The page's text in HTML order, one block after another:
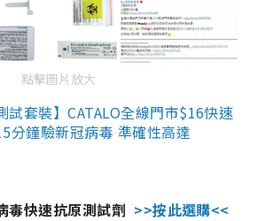
點擊圖片放大
試套裝】CATALO全線門市$16快速
分鐘驗新冠病毒 準確性高達
快速抗原測試劑 >>按此選購<<